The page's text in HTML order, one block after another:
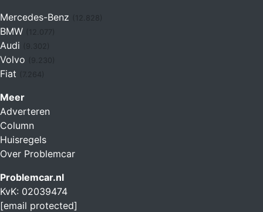
Mercedes-Benz
BMW
Audi
Volvo
Fiat (7.264)
Meer
Adverteren
Column
Huisregels
Over Problemcar
Problemcar.nl
KvK: 02039474
[email protected]